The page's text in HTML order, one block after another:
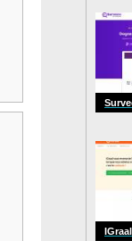
IGraal